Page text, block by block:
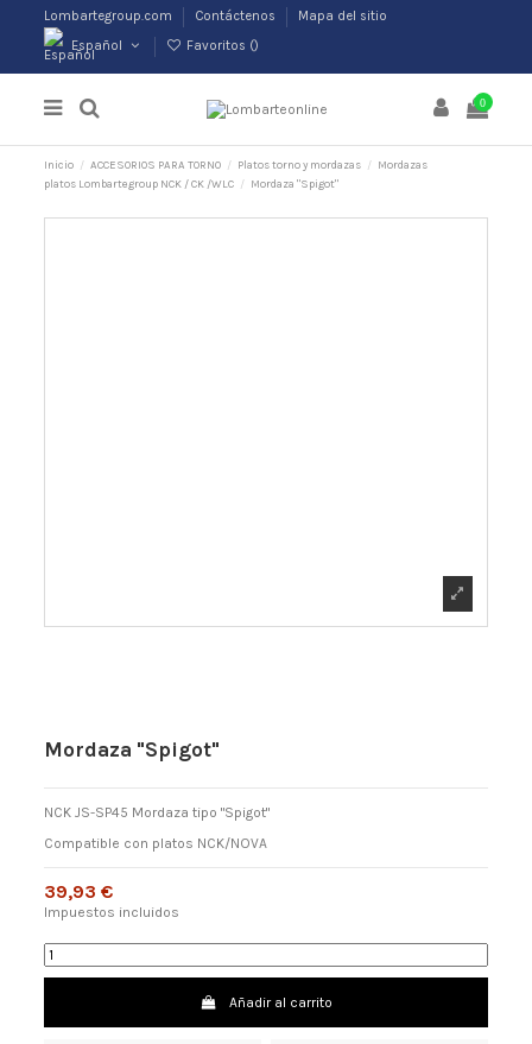
Lombartegroup.com Contáctenos
Mapa del sitio
Español
Favoritos ()
0
Inicio ACCESORIOS PARA TORNO Platos torno y mordazas
Mordazas
platos Lombartegroup NCK / CK /WLC
Mordaza "Spigot"
Mordaza "Spigot"
NCK JS-SP45 Mordaza tipo "Spigot"
Compatible con platos NCK/NOVA
39,93 €
Impuestos incluidos
Añadir al carrito